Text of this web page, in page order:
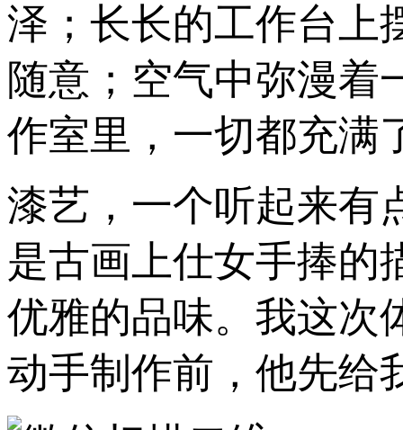
泽；长长的工作台上
随意；空气中弥漫着
作室里，一切都充满
漆艺，一个听起来有
是古画上仕女手捧的
优雅的品味。我这次
动手制作前，他先给